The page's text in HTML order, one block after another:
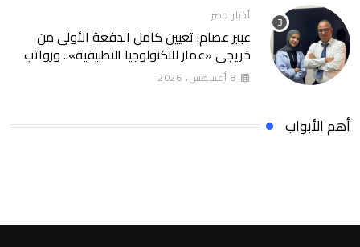
أخبار مصر
عبير عصام: تعيين كامل الدفعة الأولى من
خريجي «عمار للتكنولوجيا التطبيقية».. ورواتب
تصل إلى 13 ألف جنيه
8 أغسطس، 2026
أهم الأبواب